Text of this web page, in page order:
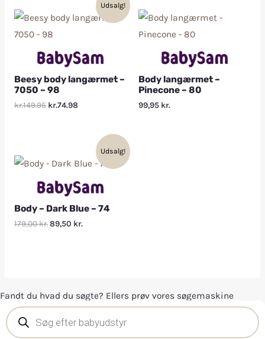
Udsalg!
Beesy body langærmet –
7050 – 98
kr.149.95 kr.74.98
Body langærmet –
Pinecone – 80
99,95 kr.
Udsalg!
Body – Dark Blue – 74
179,00kr.89,50 kr.
Fandt du hvad du søgte? Ellers prøv vores søgemaskine